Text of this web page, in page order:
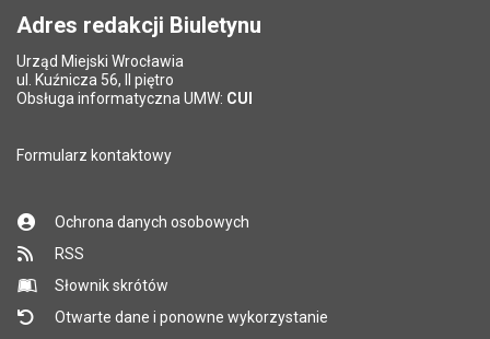
Adres redakcji Biuletynu
Urząd Miejski Wrocławia
ul. Kuźnicza 56, II piętro
Obsługa informatyczna UMW: CUI
Formularz kontaktowy
Ochrona danych osobowych
RSS
Słownik skrótów
Otwarte dane i ponowne wykorzystanie